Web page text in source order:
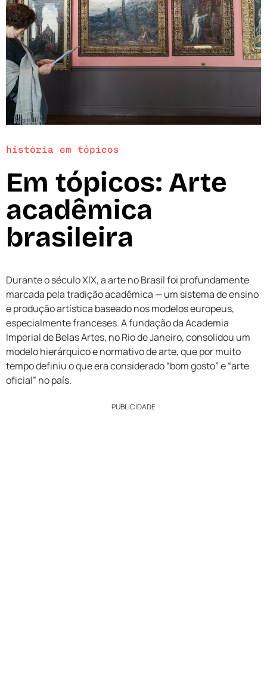
história em tópicos
Em tópicos: Arte
acadêmica
brasileira
Durante o século XIX, a arte no Brasil foi profundamente
marcada pela tradição acadêmica — um sistema de ensino
e produção artística baseado nos modelos europeus,
especialmente franceses. A fundação da Academia
Imperial de Belas Artes, no Rio de Janeiro, consolidou um
modelo hierárquico e normativo de arte, que por muito
tempo definiu o que era considerado “bom gosto” e “arte
oficial” no país.
PUBLICIDADE